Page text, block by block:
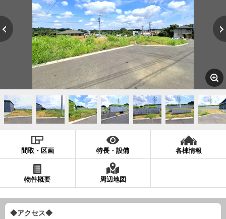
間取・区画 特長・設備 各棟情報
物件概要 周辺地図
◆アクセス◆
営業メールは固くお断りします
お知らせ
千葉本店 松戸支店 成田支店 木更津支店
東京支店
神奈川支店
沖縄支店
現地販売会情報
千葉本店 松戸支店 成田支店 木更津支店
東京支店
スタッフ紹介
千葉本店 成田支店
神奈川支店
沖縄支店
売却査定